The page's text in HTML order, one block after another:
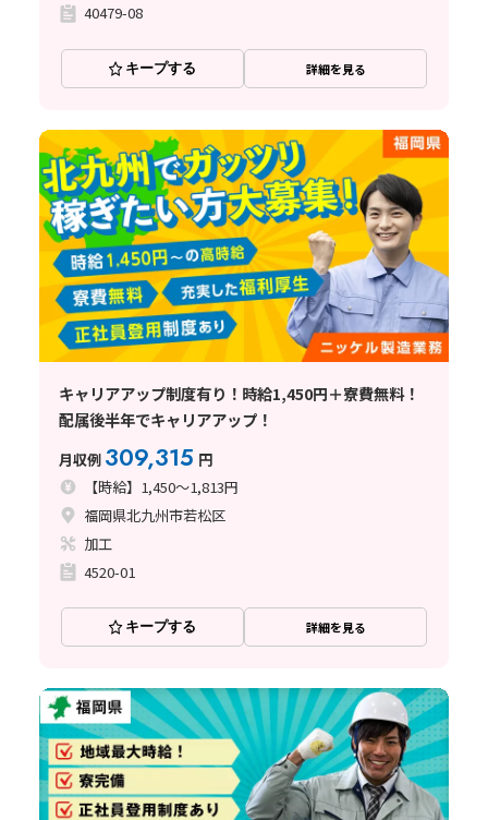
40479-08
キープする 詳細を見る
キャリアアップ制度有り！時給1,450円＋寮費無料！
配属後半年でキャリアアップ！
月収例 309,315 円
【時給】1,450～1,813円
福岡県北九州市若松区
加工
4520-01
キープする 詳細を見る